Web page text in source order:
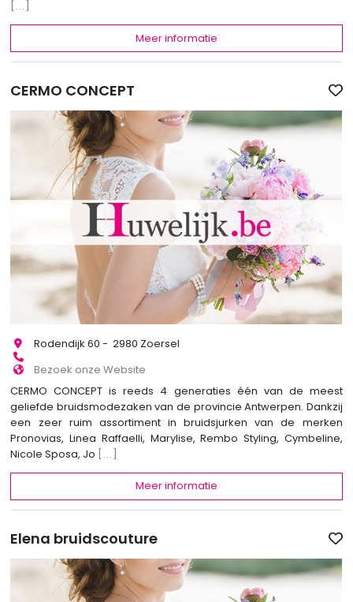
[...]
Meer informatie
CERMO CONCEPT
Rodendijk 60 - 2980 Zoersel
Bezoek onze Website
CERMO CONCEPT is reeds 4 generaties één van de meest
geliefde bruidsmodezaken van de provincie Antwerpen. Dankzij
een zeer ruim assortiment in bruidsjurken van de merken
Pronovias, Linea Raffaelli, Marylise, Rembo Styling, Cymbeline,
Nicole Sposa, Jo [...]
Meer informatie
Elena bruidscouture